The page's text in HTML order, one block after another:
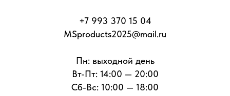
+7 993 370 15 04
MSproducts2025@mail.ru
Пн: выходной день
Вт-Пт: 14:00 — 20:00
Сб-Вс: 10:00 — 18:00